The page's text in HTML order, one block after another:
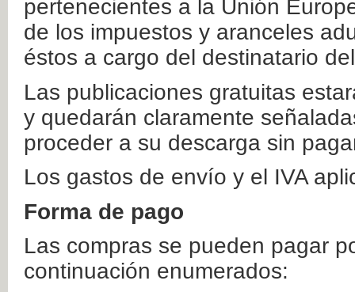
pertenecientes a la Unión
de los impuestos y aranceles
éstos a cargo del destinatario
Las publicaciones gratuitas
y quedarán claramente
proceder a su descarga sin
Los gastos de envío y el IVA
Forma de pago
Las compras se pueden pagar
continuación enumerados: